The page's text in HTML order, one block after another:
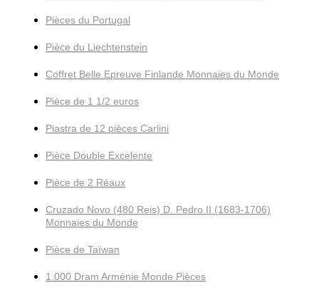
Pièces du Portugal
Pièce du Liechtenstein
Coffret Belle Epreuve Finlande Monnaies du Monde
Pièce de 1 1/2 euros
Piastra de 12 pièces Carlini
Pièce Double Excelente
Pièce de 2 Réaux
Cruzado Novo (480 Reis) D. Pedro II (1683-1706)
Monnaies du Monde
Pièce de Taïwan
1.000 Dram Arménie Monde Pièces